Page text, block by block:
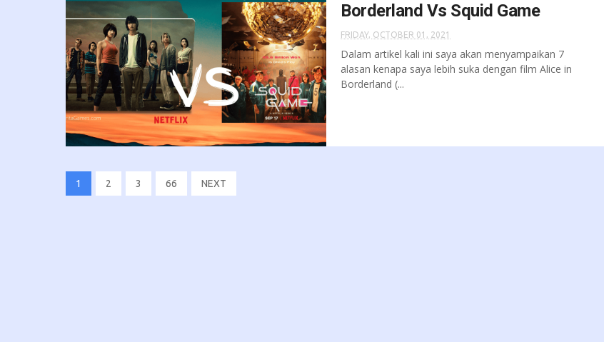
Borderland Vs Squid Game
FRIDAY, OCTOBER 01, 2021
Dalam artikel kali ini saya akan menyampaikan 7
alasan kenapa saya lebih suka dengan film Alice in
Borderland (...
1 2 3 66 NEXT